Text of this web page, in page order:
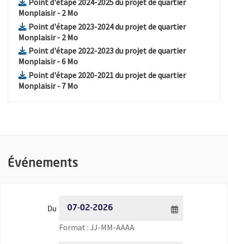
Point d'étape 2024-2025 du projet de quartier
Monplaisir, Fichier au format Pdf
- 2 Mo, Ouvre une nouvelle fenêtre
Point d'étape 2023-2024 du projet de quartier
Monplaisir, Fichier au format Pdf
- 2 Mo, Ouvre une nouvelle fenêtre
Point d'étape 2022-2023 du projet de quartier
Monplaisir, Fichier au format Pdf
- 6 Mo, Ouvre une nouvelle fenêtre
Point d'étape 2020-2021 du projet de quartier
Monplaisir, Fichier au format Pdf
- 7 Mo, Ouvre une nouvelle fenêtre
Événements
Du Filtrer les événements par date - Date de début
Format : JJ-MM-AAAASaisie de date au format